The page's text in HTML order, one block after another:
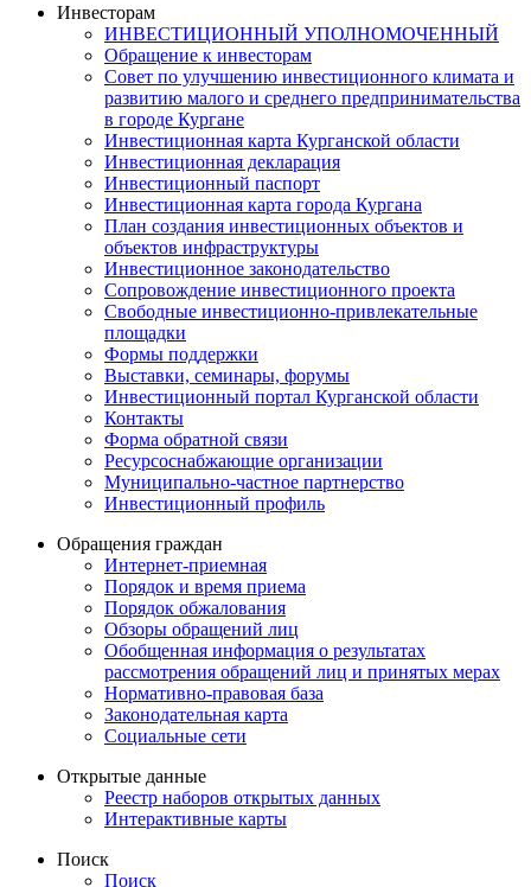
Инвесторам
ИНВЕСТИЦИОННЫЙ УПОЛНОМОЧЕННЫЙ
Обращение к инвесторам
Совет по улучшению инвестиционного климата и
развитию малого и среднего предпринимательства
в городе Кургане
Инвестиционная карта Курганской области
Инвестиционная декларация
Инвестиционный паспорт
Инвестиционная карта города Кургана
План создания инвестиционных объектов и
объектов инфраструктуры
Инвестиционное законодательство
Сопровождение инвестиционного проекта
Свободные инвестиционно-привлекательные
площадки
Формы поддержки
Выставки, семинары, форумы
Инвестиционный портал Курганской области
Контакты
Форма обратной связи
Ресурсоснабжающие организации
Муниципально-частное партнерство
Инвестиционный профиль
Обращения граждан
Интернет-приемная
Порядок и время приема
Порядок обжалования
Обзоры обращений лиц
Обобщенная информация о результатах
рассмотрения обращений лиц и принятых мерах
Нормативно-правовая база
Законодательная карта
Социальные сети
Открытые данные
Реестр наборов открытых данных
Интерактивные карты
Поиск
Поиск